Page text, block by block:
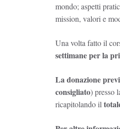
mondo; aspetti
mission, valori e
Una volta fatto il
settimane per la
La donazione
consigliato) presso
ricapitolando il